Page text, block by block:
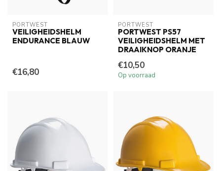
PORTWEST
VEILIGHEIDSHELM
ENDURANCE BLAUW
€16,80
PORTWEST
PORTWEST PS57
VEILIGHEIDSHELM MET
DRAAIKNOP ORANJE
€10,50
Op voorraad